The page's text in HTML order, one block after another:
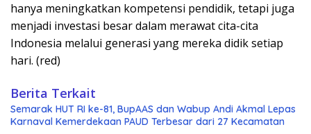
hanya meningkatkan kompetensi pendidik, tetapi juga
menjadi investasi besar dalam merawat cita-cita
Indonesia melalui generasi yang mereka didik setiap
hari. (red)
Berita Terkait
Semarak HUT RI ke-81, BupAAS dan Wabup Andi Akmal Lepas
Karnaval Kemerdekaan PAUD Terbesar dari 27 Kecamatan